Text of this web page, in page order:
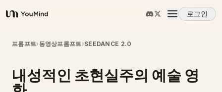
YouMind
로그인
개요
사용 사례
프롬프트› 동영상프롬프트›SEEDANCE 2.0
내성적인 초현실주의 예술 영